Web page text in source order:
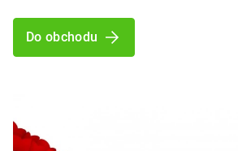
Do obchodu